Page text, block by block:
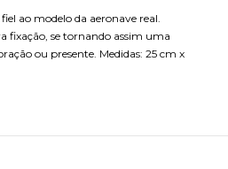
ao modelo da aeronave real.
fixação, se tornando assim uma
ou presente. Medidas: 25 cm x